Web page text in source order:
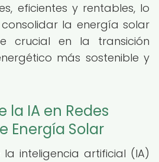
eficientes y rentables, lo
la energía solar
crucial en la transición
más sostenible y
la IA en Redes
Energía Solar
inteligencia artificial (IA)